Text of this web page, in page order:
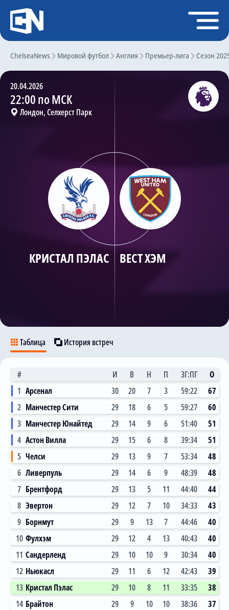
ChelseaNews Мировой футбол Англия Премьер-лига Сезон
КРИСТАЛ ПЭЛАС ВЕСТ ХЭМ
20.04.2026
22:00 по МСК
Лондон, Селхерст Парк
Таблица История встреч
# И В Н П ЗГ:ПГ
О
1 Арсенал 30 20 7 3 59:22
67
2 Манчестер Сити 29 18 6 5 59:27
60
3 Манчестер Юнайтед 29 14 9 6 51:40
51
4 Астон Вилла 29 15 6 8 39:34
51
5 Челси 29 13 9 7 53:34
48
6 Ливерпуль 29 14 6 9 48:39
48
7 Брентфорд 29 13 5 11 44:40
44
8 Эвертон 29 12 7 10 34:33
43
9 Борнмут 29 9 13 7 44:46
40
10 Фулхэм 29 12 4 13 40:43
40
11 Сандерленд 29 10 10 9 30:34
40
12 Ньюкасл 29 11 6 12 42:43
39
13 Кристал Пэлас 29 10 8 11 33:35
38
14 Брайтон 29 9 10 10 38:36
37
Регистрация
Главная
Чат
Трансферы
Статистика
Календарь игр
Состав команды
Поиск по сайту